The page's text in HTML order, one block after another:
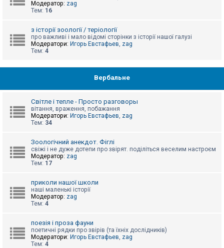
Модератор: zag
Тем: 16
з історії зоології / теріології
про важливі і мало відомі сторінки з історії нашої галузі
Модератори: Игорь Евстафьев, zag
Тем: 4
Вербальне
Світле і тепле - Просто разговоры
вітання, враження, побажання
Модератори: Игорь Евстафьев, zag
Тем: 34
Зоологічний анекдот. Фіглі
свіжі і не дуже дотепи про звірят. поділіться веселим настроєм
Модератор: zag
Тем: 17
приколи нашої школи
наші маленькі історії
Модератор: zag
Тем: 4
поезія і проза фауни
поетичні рядки про звірів (та їхніх дослідників)
Модератори: Игорь Евстафьев, zag
Тем: 4